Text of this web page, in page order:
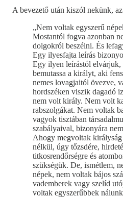
A bevezető után kiszól nekünk,
„Nem voltak egyszerű
Mostantól fogva azonban
dolgokról beszélni. És
Egy ilyesfajta leírás
Egy ilyen leírástól elvárjuk,
bemutassa a királyt, aki
nemes lovagjaitól övezve,
hordszéken viszik dagadó
nem volt király. Nem volt
rabszolgákat. Nem voltak
vagyok tisztában
szabályaival, bizonyára
Ahogy megvoltak királyság
nélkül, úgy tőzsdére,
titkosrendőrségre és
szükségük. De, ismétlem,
népek, nem voltak bájos
vademberek vagy szelíd
voltak egyszerűbbek